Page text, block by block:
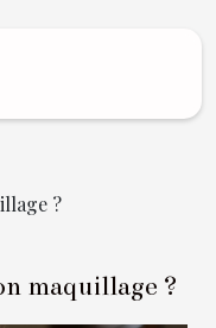
?
maquillage ?